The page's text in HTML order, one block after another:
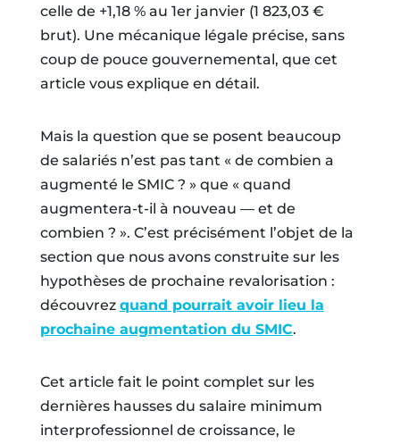
celle de +1,18 % au 1er janvier (1 823,03 €
brut). Une mécanique légale précise, sans
coup de pouce gouvernemental, que cet
article vous explique en détail.
Mais la question que se posent beaucoup
de salariés n’est pas tant « de combien a
augmenté le SMIC ? » que « quand
augmentera-t-il à nouveau — et de
combien ? ». C’est précisément l’objet de la
section que nous avons construite sur les
hypothèses de prochaine revalorisation :
découvrez quand pourrait avoir lieu la
prochaine augmentation du SMIC.
Cet article fait le point complet sur les
dernières hausses du salaire minimum
interprofessionnel de croissance, le